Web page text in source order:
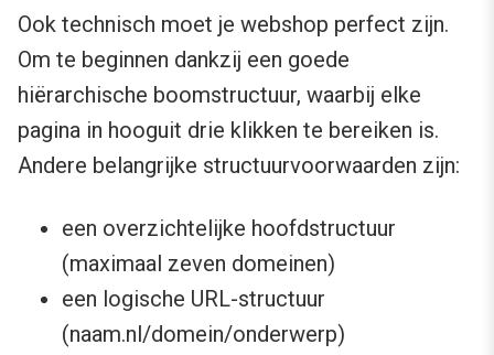
Ook technisch moet je webshop perfect zijn.
Om te beginnen dankzij een goede
hiërarchische boomstructuur, waarbij elke
pagina in hooguit drie klikken te bereiken is.
Andere belangrijke structuurvoorwaarden zijn:
een overzichtelijke hoofdstructuur
(maximaal zeven domeinen)
een logische URL-structuur
(naam.nl/domein/onderwerp)